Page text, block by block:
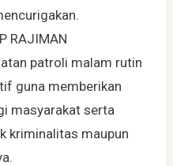
RAJIMAN
patroli malam rutin
guna memberikan
masyarakat serta
kriminalitas maupun